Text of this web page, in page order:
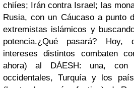
chiíes; Irán contra Israel; las
Rusia, con un Cáucaso a punto
extremistas islámicos y
potencia.¿Qué pasará? Hoy,
intereses distintos combaten
ahora) al DÁESH: una, con
occidentales, Turquía y los